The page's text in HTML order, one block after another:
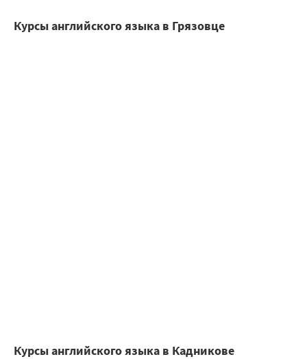
Курсы английского языка в Грязовце
Курсы английского языка в Кадникове